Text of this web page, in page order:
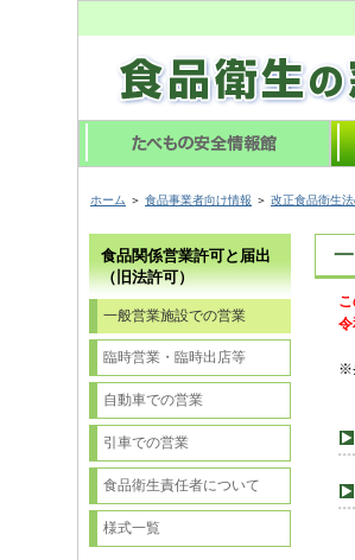
ホーム ＞ 食品事業者向け情報 ＞ 改正食品衛生
食品関係営業許可と届出
（旧法許可）
一般営業施設での営業
臨時営業・臨時出店等
自動車での営業
引車での営業
食品衛生責任者について
様式一覧
※